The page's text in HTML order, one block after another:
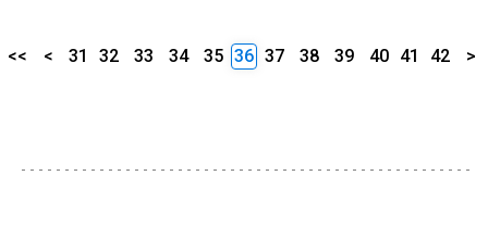
<< < 31 32 33 34 35 36 37 38 39 40 41 42 >